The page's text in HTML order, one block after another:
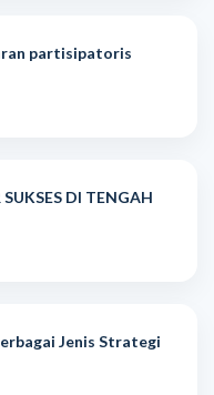
partisipatoris
DI TENGAH
Jenis Strategi